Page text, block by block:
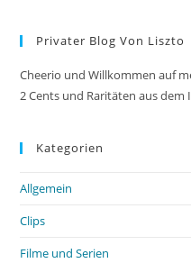
Privater Blog Von Liszto
Cheerio und Willkommen auf
2 Cents und Raritäten aus dem
Kategorien
Allgemein
Clips
Filme und Serien